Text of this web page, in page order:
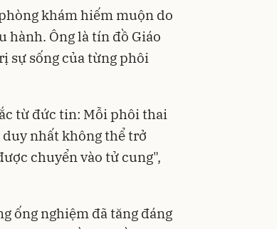
khám hiếm muộn do
hành. Ông là tín đồ Giáo
sự sống của từng phôi
từ đức tin: Mỗi phôi thai
nhất không thể trở
chuyển vào tử cung",
ống nghiệm đã tăng đáng